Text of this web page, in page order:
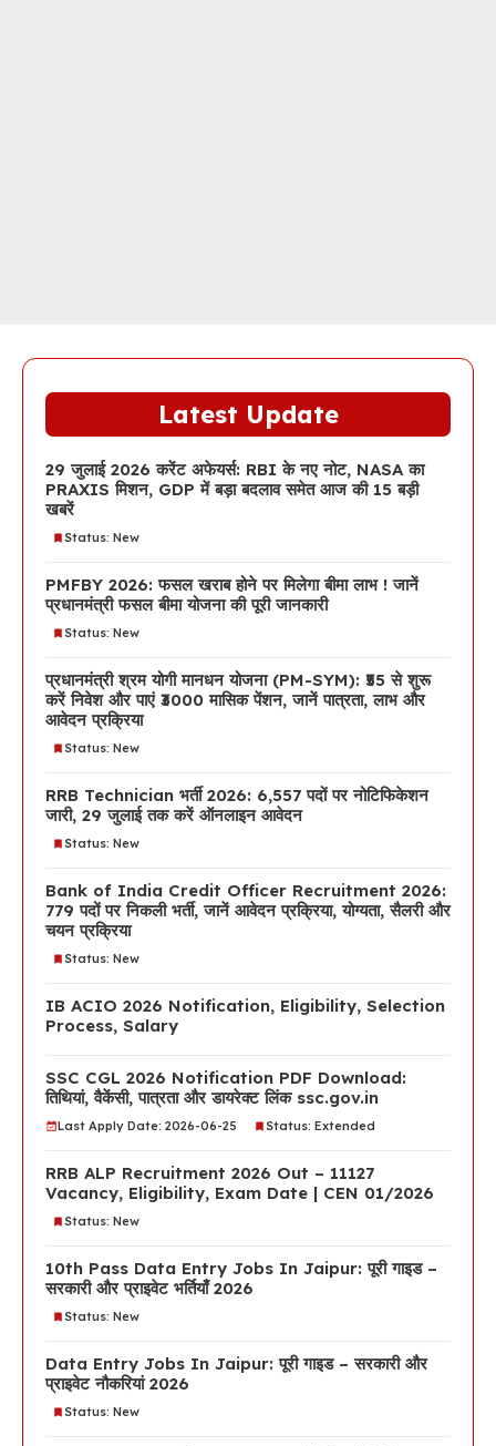
Latest Update
29 जुलाई 2026 करेंट अफेयर्स: RBI के नए नोट, NASA का
PRAXIS मिशन, GDP में बड़ा बदलाव समेत आज की 15 बड़ी
खबरें
Status: New
PMFBY 2026: फसल खराब होने पर मिलेगा बीमा लाभ ! जानें
प्रधानमंत्री फसल बीमा योजना की पूरी जानकारी
Status: New
प्रधानमंत्री श्रम योगी मानधन योजना (PM-SYM): ₹55 से शुरू
करें निवेश और पाएं ₹3000 मासिक पेंशन, जानें पात्रता, लाभ और
आवेदन प्रक्रिया
Status: New
RRB Technician भर्ती 2026: 6,557 पदों पर नोटिफिकेशन
जारी, 29 जुलाई तक करें ऑनलाइन आवेदन
Status: New
Bank of India Credit Officer Recruitment 2026:
779 पदों पर निकली भर्ती, जानें आवेदन प्रक्रिया, योग्यता, सैलरी और
चयन प्रक्रिया
Status: New
IB ACIO 2026 Notification, Eligibility, Selection
Process, Salary
SSC CGL 2026 Notification PDF Download:
तिथियां, वैकेंसी, पात्रता और डायरेक्ट लिंक ssc.gov.in
Last Apply Date: 2026-06-25 Status: Extended
RRB ALP Recruitment 2026 Out – 11127
Vacancy, Eligibility, Exam Date | CEN 01/2026
Status: New
10th Pass Data Entry Jobs In Jaipur: पूरी गाइड –
सरकारी और प्राइवेट भर्तियाँ 2026
Status: New
Data Entry Jobs In Jaipur: पूरी गाइड – सरकारी और
प्राइवेट नौकरियां 2026
Status: New